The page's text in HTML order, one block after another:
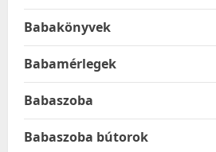
Babakönyvek
Babamérlegek
Babaszoba
Babaszoba bútorok